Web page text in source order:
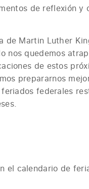
de reflexión y
de Martin Luther
nos quedemos
de estos
prepararnos
federales
el calendario de